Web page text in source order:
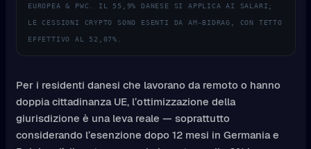
EUROPEA & PWC. IL 55,9% DANESE SI APPLICA AI SALARI;
LE CESSIONI CRYPTO SONO ESENTI DA AM-BIDRAG, CON TETTO
EFFETTIVO AL 52,07%.
Per i residenti danesi che lavorano da remoto o hanno
doppia cittadinanza UE, l’ottimizzazione della
giurisdizione è una leva reale — soprattutto
considerando l’esenzione dopo 12 mesi in Germania e